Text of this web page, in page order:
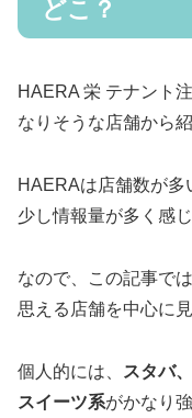
どこ？
HAERA 栄 テナント
なりそうな店舗から紹
HAERAは店舗数が多
少し情報量が多く感
なので、この記事で
思える店舗を中心に
個人的には、
スタバ
スイーツ系がかなり